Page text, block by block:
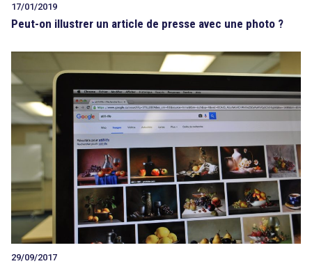
17/01/2019
Peut-on illustrer un article de presse avec une photo ?
29/09/2017